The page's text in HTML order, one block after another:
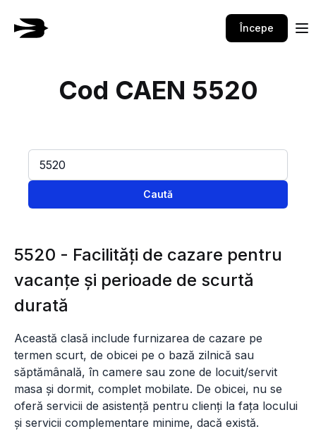
Începe
Cod CAEN 5520
Caută
5520 - Facilităţi de cazare pentru
vacanţe şi perioade de scurtă
durată
Această clasă include furnizarea de cazare pe
termen scurt, de obicei pe o bază zilnică sau
săptămânală, în camere sau zone de locuit/servit
masa și dormit, complet mobilate. De obicei, nu se
oferă servicii de asistență pentru clienți la fața locului
și servicii complementare minime, dacă există.